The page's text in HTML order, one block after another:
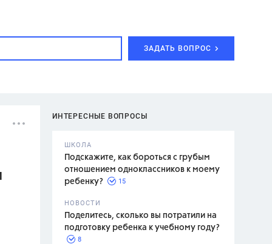
ЗАДАТЬ ВОПРОС
ИНТЕРЕСНЫЕ ВОПРОСЫ
ШКОЛА
Подскажите, как бороться с грубым
отношением одноклассников к моему
ребенку?
15
НОВОСТИ
Поделитесь, сколько вы потратили на
подготовку ребенка к учебному году?
8